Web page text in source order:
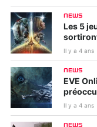
NEWS
Les 5
Il y a 4 ans
NEWS
EVE
Il y a 4 ans
NEWS